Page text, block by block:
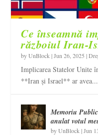
Ce înseamnă
războiul Iran-
byUnBlock |Jun 26, 2025 |
Implicarea Statelor Unite
**Iran și Israel** ar avea...
Memoriu
anulat votul
byUnBlock |Jun